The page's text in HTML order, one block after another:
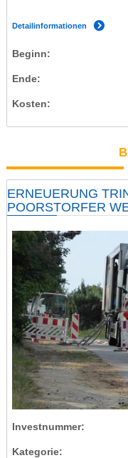
Detailinformationen
Beginn
Ende
Kosten
ERNEUERUNG
POORSTORFER
Investnummer
Kategorie